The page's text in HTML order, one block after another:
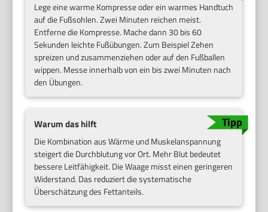
Lege eine warme Kompresse oder ein warmes Handtuch
auf die Fußsohlen. Zwei Minuten reichen meist.
Entferne die Kompresse. Mache dann 30 bis 60
Sekunden leichte Fußübungen. Zum Beispiel Zehen
spreizen und zusammenziehen oder auf den Fußballen
wippen. Messe innerhalb von ein bis zwei Minuten nach
den Übungen.
Warum das hilft
Die Kombination aus Wärme und Muskelanspannung
steigert die Durchblutung vor Ort. Mehr Blut bedeutet
bessere Leitfähigkeit. Die Waage misst einen geringeren
Widerstand. Das reduziert die systematische
Überschätzung des Fettanteils.